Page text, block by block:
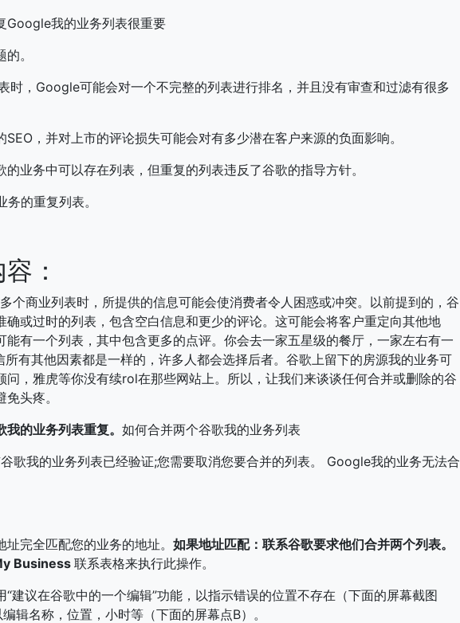
Google我的业务列表很重要
。
时，Google可能会对一个不完整的列表进行排名，并且没有审查和过滤有很多
，并对上市的评论损失可能会对有多少潜在客户来源的负面影响。
业务中可以存在列表，但重复的列表违反了谷歌的指导方针。
的重复列表。
：
个商业列表时，所提供的信息可能会使消费者令人困惑或冲突。以前提到的，谷
确或过时的列表，包含空白信息和更少的评论。这可能会将客户重定向其他地
能有一个列表，其中包含更多的点评。你会去一家五星级的餐厅，一家左右有一
有其他因素都是一样的，许多人都会选择后者。谷歌上留下的房源我的业务可
问，雅虎等你没有续rol在那些网站上。所以，让我们来谈谈任何合并或删除的谷
头疼。
的业务列表重复。 如何合并两个谷歌我的业务列表
谷歌我的业务列表已经验证;您需要取消您要合并的列表。 Google我的业务无法合
址完全匹配您的业务的地址。 如果地址匹配：联系谷歌要求他们合并两个列表。
Business联系表格来执行此操作。
“建议在谷歌中的一个编辑”功能，以指示错误的位置不存在（下面的屏幕截图
辑名称，位置，小时等（下面的屏幕点B）。